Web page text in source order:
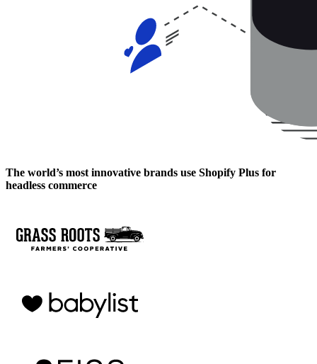
The world’s most innovative brands use Shopify Plus for
headless commerce